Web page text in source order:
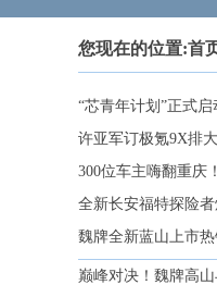
您现在的位置:首
“芯青年计划”正式
许亚军订极氪9X排
300位车主嗨翻重庆
全新长安福特探险
魏牌全新蓝山上市
巅峰对决！魏牌高山